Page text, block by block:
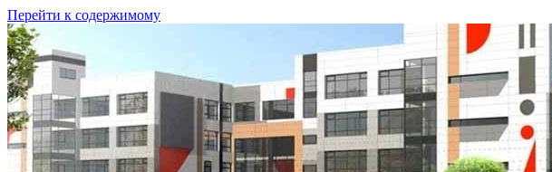
Перейти к содержимому